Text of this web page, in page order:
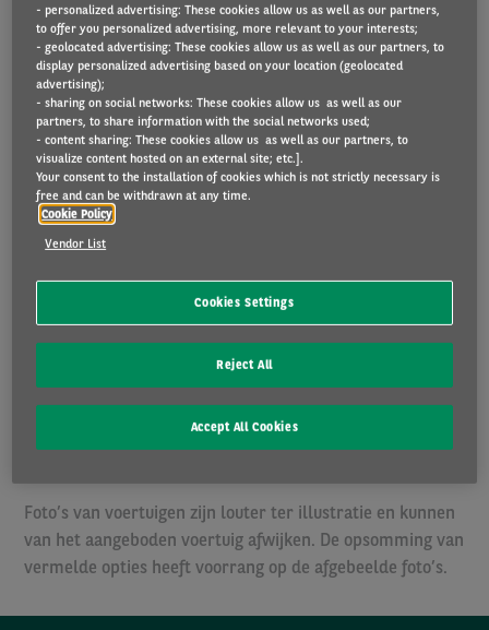
Verzekeringen: in onze offerte zijn verzekeringen geregeld
via Arval inbegrepen (t.w.v. EUR 46,06: BA-verzekering
(EUR 40,69), Rechtsbijstand (EUR 2,79),
Bestuurdersverzekering (EUR 2,58)). Meer informatie over
de verzekeringen en Arval als
nevenverzekeringstussenpersoon vindt uhier. Regelt u de
verzekeringen zelf en wenst u een offerte zonder
verzekeringen, contacteer ons.
Prijzen zijn indicatief en onder voorbehoud van de
configuratie. U configureert de wagen naar uw
persoonlijke voorkeur. Vervolgens kiest u een
jaarkilometrage en een looptijd die het beste passen bij
uw rijgewoontes. De uitrusting en de leveringstermijn van
de wagen hangen af van de beschikbaarheid bij de
constructeur en/of invoerder en van de gekozen
Foto’s van voertuigen zijn louter ter illustratie en kunnen
van het aangeboden voertuig afwijken. De opsomming van
vermelde opties heeft voorrang op de afgebeelde foto’s.
- personalized advertising: These cookies allow us as well as our partners,
to offer you personalized advertising, more relevant to your interests;
- geolocated advertising: These cookies allow us as well as our partners, to
display personalized advertising based on your location (geolocated
advertising);
- sharing on social networks: These cookies allow us as well as our
partners, to share information with the social networks used;
- content sharing: These cookies allow us as well as our partners, to
visualize content hosted on an external site; etc.].
Your consent to the installation of cookies which is not strictly necessary is
free and can be withdrawn at any time.
Cookie Policy
Vendor List
Cookies Settings
Reject All
Accept All Cookies